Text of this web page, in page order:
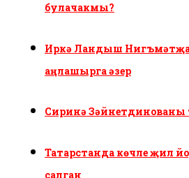
булачакмы?
Иркә Ландыш
аңлашырга әзер
Сиринә
Татарстанда көчле җил
салган